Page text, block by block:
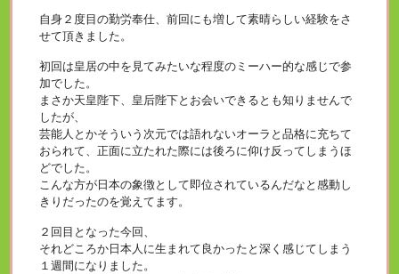
自身２度目の勤労奉仕、前回にも増して素晴らしい経験をさ
せて頂きました。
初回は皇居の中を見てみたいな程度のミーハー的な感じで参
加でした。
まさか天皇陛下、皇后陛下とお会いできるとも知りませんで
したが、
芸能人とかそういう次元では語れないオーラと品格に充ちて
おられて、正面に立たれた際には後ろに仰け反ってしまうほ
どでした。
こんな方が日本の象徴として即位されているんだなと感動し
きりだったのを覚えてます。
２回目となった今回、
それどころか日本人に生まれて良かったと深く感じてしまう
１週間になりました。